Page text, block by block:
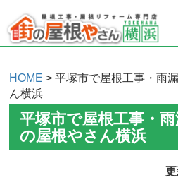
HOME > 平塚市で屋根工事・雨
ん横浜
平塚市で屋根工事・
の屋根やさん横浜